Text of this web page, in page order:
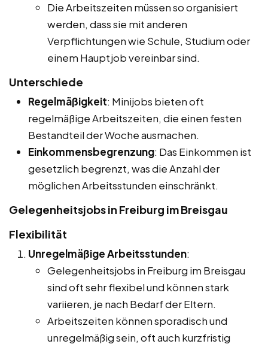
Die Arbeitszeiten müssen so organisiert
werden, dass sie mit anderen
Verpflichtungen wie Schule, Studium oder
einem Hauptjob vereinbar sind.
Unterschiede
Regelmäßigkeit: Minijobs bieten oft
regelmäßige Arbeitszeiten, die einen festen
Bestandteil der Woche ausmachen.
Einkommensbegrenzung: Das Einkommen ist
gesetzlich begrenzt, was die Anzahl der
möglichen Arbeitsstunden einschränkt.
Gelegenheitsjobs in Freiburg im Breisgau
Flexibilität
Unregelmäßige Arbeitsstunden:
Gelegenheitsjobs in Freiburg im Breisgau
sind oft sehr flexibel und können stark
variieren, je nach Bedarf der Eltern.
Arbeitszeiten können sporadisch und
unregelmäßig sein, oft auch kurzfristig